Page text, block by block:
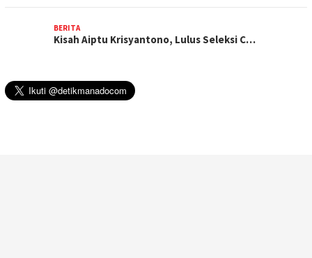
BERITA
Kisah Aiptu Krisyantono, Lulus Seleksi C…